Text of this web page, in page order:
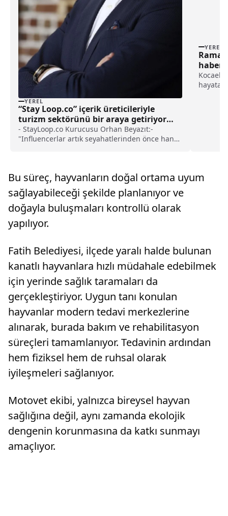
YEREL
“Stay Loop.co” içerik üreticileriyle
turizm sektörünü bir araya getiriyor
haberi
- StayLoop.co Kurucusu Orhan Beyazıt:-
"Influencerlar artık seyahatlerinden önce hangi
YEREL
haberi
Kocaeli
hayata
Bu süreç, hayvanların doğal ortama uyum
sağlayabileceği şekilde planlanıyor ve
doğayla buluşmaları kontrollü olarak
yapılıyor.
Fatih Belediyesi, ilçede yaralı halde bulunan
kanatlı hayvanlara hızlı müdahale edebilmek
için yerinde sağlık taramaları da
gerçekleştiriyor. Uygun tanı konulan
hayvanlar modern tedavi merkezlerine
alınarak, burada bakım ve rehabilitasyon
süreçleri tamamlanıyor. Tedavinin ardından
hem fiziksel hem de ruhsal olarak
iyileşmeleri sağlanıyor.
Motovet ekibi, yalnızca bireysel hayvan
sağlığına değil, aynı zamanda ekolojik
dengenin korunmasına da katkı sunmayı
amaçlıyor.​​​​​​​